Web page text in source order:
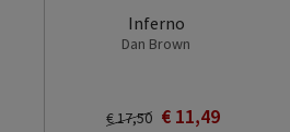
Inferno
Dan Brown
€ 11,49
€ 17,50